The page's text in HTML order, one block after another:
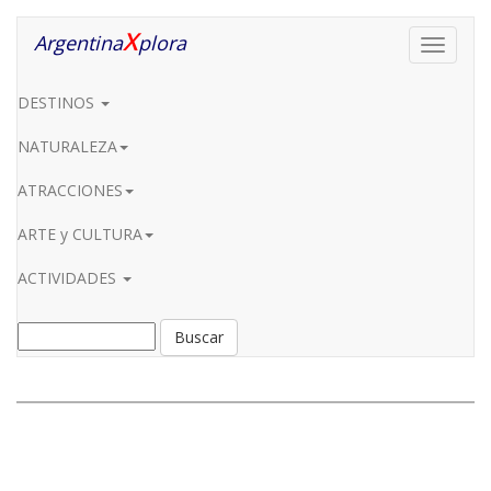
Toggle
ArgentinaXplora
DESTINOS
NATURALEZA
ATRACCIONES
ARTE y CULTURA
ACTIVIDADES
Buscar